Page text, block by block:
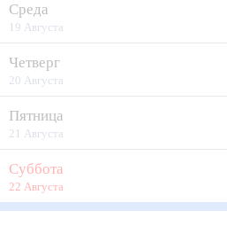
Среда
19 Августа
Четверг
20 Августа
Пятница
21 Августа
Суббота
22 Августа